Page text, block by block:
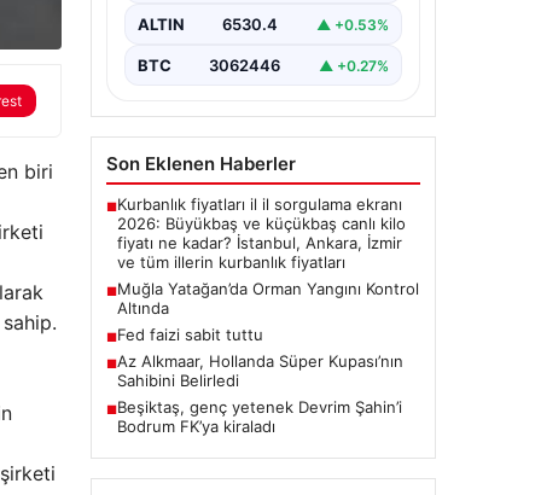
biri
ALTIN 6530.4 ▲ +0.53%
BTC 3062446 ▲ +0.27%
Son Eklenen Haberler
■Kurbanlık fiyatları il il sorgulama ekranı
2026: Büyükbaş ve küçükbaş canlı kilo
fiyatı ne kadar? İstanbul, Ankara, İzmir
ve tüm illerin kurbanlık fiyatları
■Muğla Yatağan’da Orman Yangını Kontrol
Altında
■Fed faizi sabit tuttu
■Az Alkmaar, Hollanda Süper Kupası’nın
Sahibini Belirledi
■Beşiktaş, genç yetenek Devrim Şahin’i
Bodrum FK’ya kiraladı